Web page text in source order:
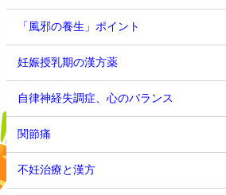
「風邪の養生」ポイント
妊娠授乳期の漢方薬
自律神経失調症、心のバランス
関節痛
不妊治療と漢方